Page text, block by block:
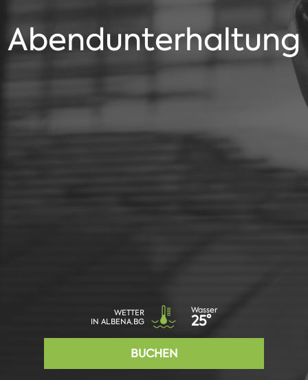
Abendunterhaltung
WETTER
IN ALBENA.BG
Wasser
25°
BUCHEN